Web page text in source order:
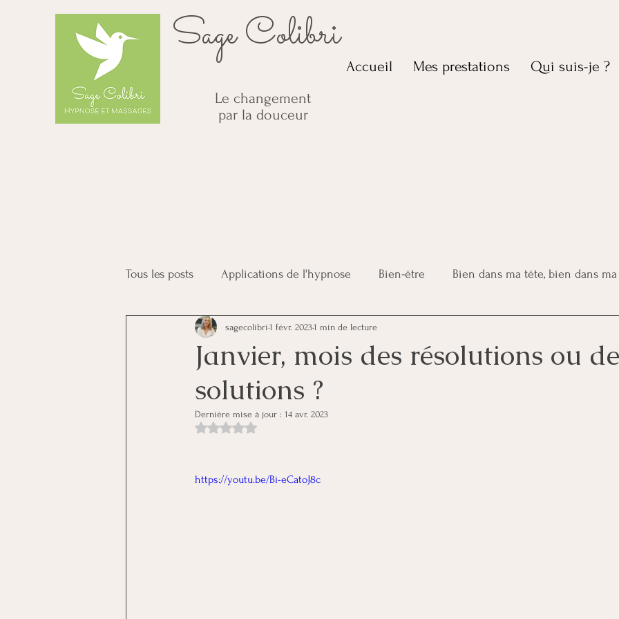
Sage Colibri
Le changement
par la douceur
Accueil Mes prestations Qui suis-je ?
Tous les posts Applications de l'hypnose Bien-être Bien dans ma tête, bien dans
Janvier, mois des résolutions ou
solutions ?
sagecolibri 1 févr. 20231 min de lecture
Dernière mise à jour : 14 avr. 2023
Noté NaN étoiles sur 5.
https://youtu.be/Bi-eCatoJ8c